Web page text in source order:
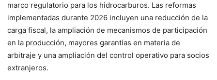
marco regulatorio para los hidrocarburos. Las reformas
implementadas durante 2026 incluyen una reducción de la
carga fiscal, la ampliación de mecanismos de participación
en la producción, mayores garantías en materia de
arbitraje y una ampliación del control operativo para socios
extranjeros.